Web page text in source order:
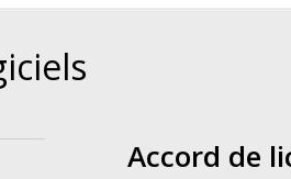
Accord de